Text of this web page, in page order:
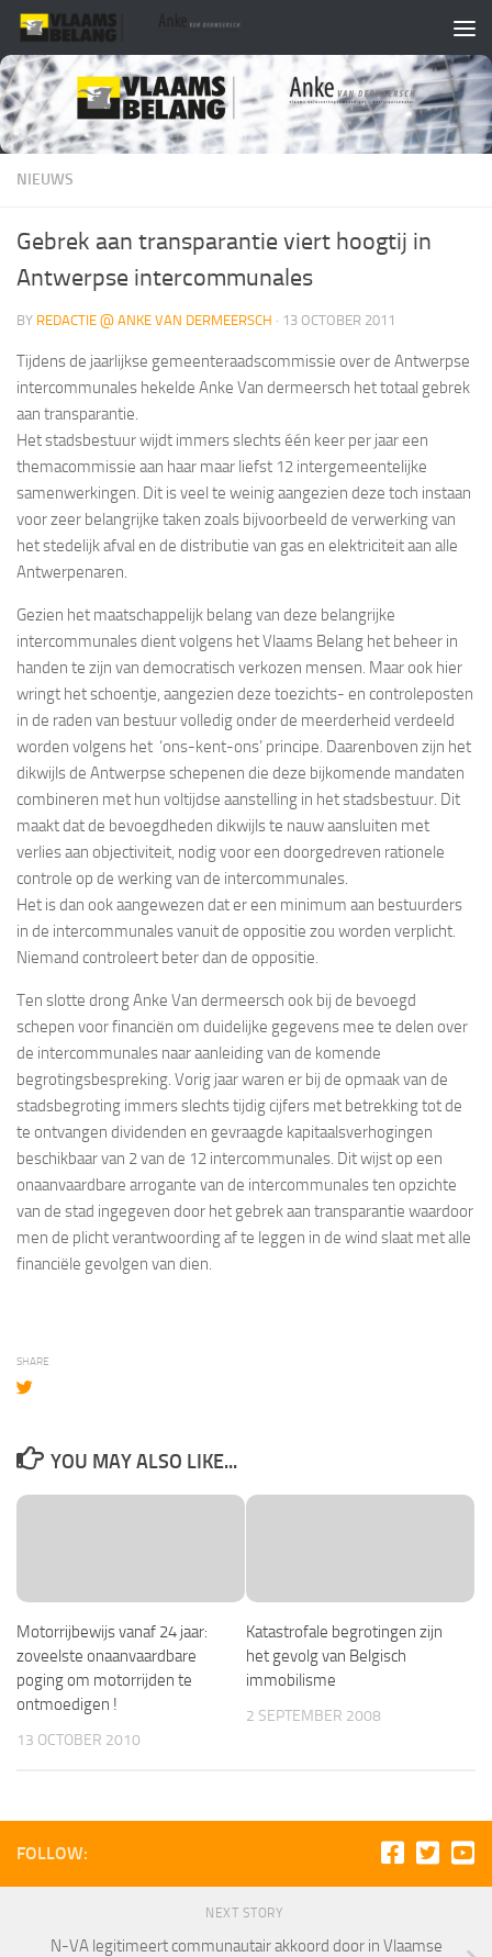
Skip to content
NIEUWS
Gebrek aan transparantie viert hoogtij in
Antwerpse intercommunales
BY REDACTIE @ ANKE VAN DERMEERSCH · 13 OCTOBER 2011
Tijdens de jaarlijkse gemeenteraadscommissie over de Antwerpse
intercommunales hekelde Anke Van dermeersch het totaal gebrek
aan transparantie.
Het stadsbestuur wijdt immers slechts één keer per jaar een
themacommissie aan haar maar liefst 12 intergemeentelijke
samenwerkingen. Dit is veel te weinig aangezien deze toch instaan
voor zeer belangrijke taken zoals bijvoorbeeld de verwerking van
het stedelijk afval en de distributie van gas en elektriciteit aan alle
Antwerpenaren.
Gezien het maatschappelijk belang van deze belangrijke
intercommunales dient volgens het Vlaams Belang het beheer in
handen te zijn van democratisch verkozen mensen. Maar ook hier
wringt het schoentje, aangezien deze toezichts- en controleposten
in de raden van bestuur volledig onder de meerderheid verdeeld
worden volgens het ‘ons-kent-ons’ principe. Daarenboven zijn het
dikwijls de Antwerpse schepenen die deze bijkomende mandaten
combineren met hun voltijdse aanstelling in het stadsbestuur. Dit
maakt dat de bevoegdheden dikwijls te nauw aansluiten met
verlies aan objectiviteit, nodig voor een doorgedreven rationele
controle op de werking van de intercommunales.
Het is dan ook aangewezen dat er een minimum aan bestuurders
in de intercommunales vanuit de oppositie zou worden verplicht.
Niemand controleert beter dan de oppositie.
Ten slotte drong Anke Van dermeersch ook bij de bevoegd
schepen voor financiën om duidelijke gegevens mee te delen over
de intercommunales naar aanleiding van de komende
begrotingsbespreking. Vorig jaar waren er bij de opmaak van de
stadsbegroting immers slechts tijdig cijfers met betrekking tot de
te ontvangen dividenden en gevraagde kapitaalsverhogingen
beschikbaar van 2 van de 12 intercommunales. Dit wijst op een
onaanvaardbare arrogante van de intercommunales ten opzichte
van de stad ingegeven door het gebrek aan transparantie waardoor
men de plicht verantwoording af te leggen in de wind slaat met alle
financiële gevolgen van dien.
SHARE
YOU MAY ALSO LIKE...
Motorrijbewijs vanaf 24 jaar:
zoveelste onaanvaardbare
poging om motorrijden te
ontmoedigen !
13 OCTOBER 2010
Katastrofale begrotingen zijn
het gevolg van Belgisch
immobilisme
2 SEPTEMBER 2008
FOLLOW:
NEXT STORY
N-VA legitimeert communautair akkoord door in Vlaamse